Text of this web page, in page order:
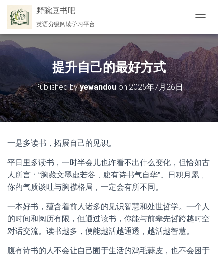
野豌豆书吧
英语分级阅读学习平台
换
航
提升自己的最好方式
Published byyewandou on 2025年7月26日
一是多读书，拓展自己的见识。
平日里多读书，一时半会儿也许看不出什么变化，但恰如古
人所言：“胸藏文墨虚若谷，腹有诗书气自华”。日积月累，
你的气质谈吐与胸襟格局，一定会有所不同。
一本好书，蕴含着前人诸多的见识智慧和处世哲学。一个人
的时间和阅历有限，但通过读书，你能与前辈先哲跨越时空
对话交流。读书越多，便能越活越通透，越活越智慧。
腹有诗书的人不会让自己囿于生活的鸡毛蒜皮，也不会困于